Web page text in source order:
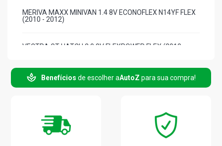
MERIVA MAXX MINIVAN 1.4 8V ECONOFLEX N14YF FLEX
(2010 - 2012)
VECTRA GT HATCH 2.0 8V FLEXPOWER FLEX (2010 -
VECTRA GTX HATCH 2.0 8V FLEXPOWER FLEX (2010 -
2011)
VECTRA EXPRESSION SEDAN 2.0 8V FLEXPOWER FLEX
(2010 - 2011)
Benefícios de escolher aAutoZ para sua compra!